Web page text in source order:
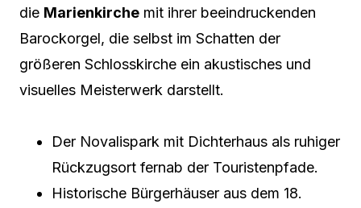
die Marienkirche mit ihrer beeindruckenden
Barockorgel, die selbst im Schatten der
größeren Schlosskirche ein akustisches und
visuelles Meisterwerk darstellt.
Der Novalispark mit Dichterhaus als ruhiger
Rückzugsort fernab der Touristenpfade.
Historische Bürgerhäuser aus dem 18.